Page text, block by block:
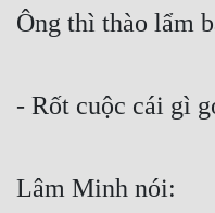
Lịch Sử
Mạt Thế
Ngôn Tình
Ông thì thào lẩm
- Rốt cuộc cái gì
Lâm Minh nói: